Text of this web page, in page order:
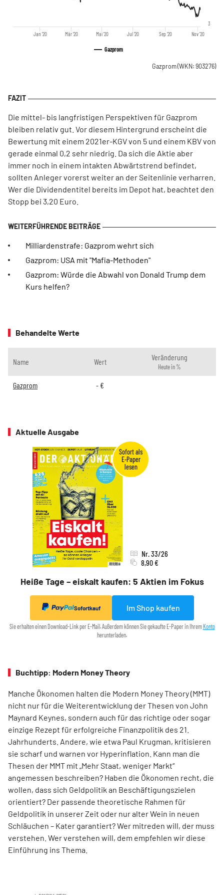
Gazprom
Jan '20 Mär '20 Mai '20 Jul '20 Sep '20 Nov '20
3
Gazprom(WKN: 903276)
Die mittel- bis langfristigen Perspektiven für Gazprom
bleiben relativ gut. Vor diesem Hintergrund erscheint die
Bewertung mit einem 2021er-KGV von 5 und einem KBV von
gerade einmal 0,2 sehr niedrig. Da sich die Aktie aber
immer noch in einem intakten Abwärtstrend befindet,
sollten Anleger vorerst weiter an der Seitenlinie verharren.
Wer die Dividendentitel bereits im Depot hat, beachtet den
Stopp bei 3,20 Euro.
Milliardenstrafe: Gazprom wehrt sich
Gazprom: USA mit "Mafia-Methoden"
Gazprom: Würde die Abwahl von Donald Trump dem
Kurs helfen?
Behandelte Werte
Name Wert Veränderung
Heute in %
Gazprom - €
Aktuelle Ausgabe
Heiße Tage – eiskalt kaufen: 5 Aktien im Fokus
Nr. 33/26
8,90 €
Sofortkauf Im Shop kaufen
Sie erhalten einen Download-Link per E-Mail. Außerdem können Sie gekaufte E-Paper in Ihrem Konto
herunterladen.
Buchtipp: Modern Money Theory
Manche Ökonomen halten die Modern Money Theory (MMT)
nicht nur für die Weiterentwicklung der Thesen von John
Maynard Keynes, sondern auch für das richtige oder sogar
einzige Rezept für erfolgreiche Finanzpolitik des 21.
Jahrhunderts. Andere, wie etwa Paul Krugman, kritisieren
sie scharf und warnen vor Hyperinflation. Kann man die
Thesen der MMT mit „Mehr Staat, weniger Markt“
angemessen beschreiben? Haben die Ökonomen recht, die
wollen, dass sich Geldpolitik an Beschäftigungszielen
orientiert? Der passende theoretische Rahmen für
Geldpolitik in unserer Zeit oder nur alter Wein in neuen
Schläuchen – Kater garantiert? Wer mitreden will, der muss
verstehen. Wer verstehen will, dem empfehlen wir diese
Einführung ins Thema.